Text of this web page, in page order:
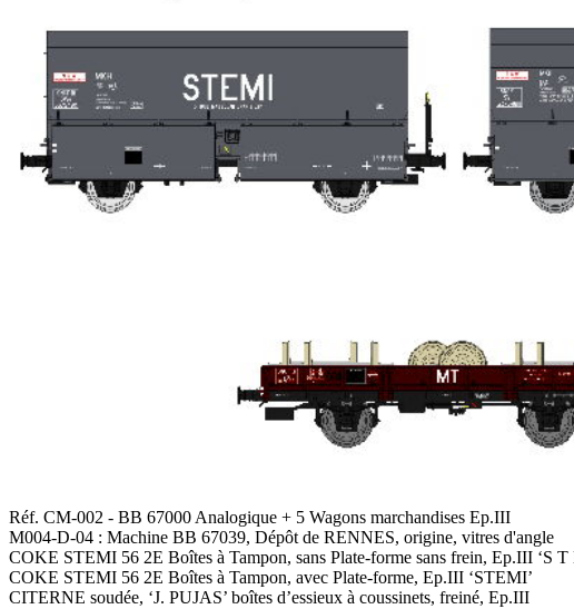
Réf. CM-002 - BB 67000 Analogique + 5 Wagons marchandises Ep.III
M004-D-04 : Machine BB 67039, Dépôt de RENNES, origine, vitres d'angle
COKE STEMI 56 2E Boîtes à Tampon, sans Plate-forme sans frein, Ep.III ‘S T
COKE STEMI 56 2E Boîtes à Tampon, avec Plate-forme, Ep.III ‘STEMI’
CITERNE soudée, ‘J. PUJAS’ boîtes d’essieux à coussinets, freiné, Ep.III